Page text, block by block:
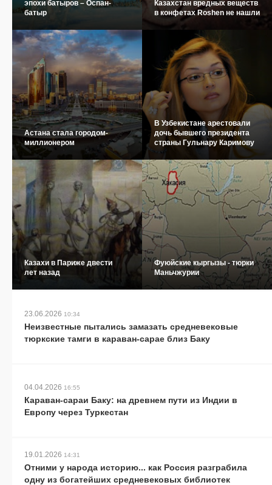
эпохи батыров – Оспан-
батыр
Казахстан вредных веществ
в конфетах Roshen не нашли
Астана стала городом-
миллионером
В Узбекистане арестовали
дочь бывшего президента
страны Гульнару Каримову
Казахи в Париже двести
лет назад
Фуюйские кыргызы - тюрки
Маньчжурии
23.06.2026 10:34
Неизвестные пытались замазать средневековые
тюркские тамги в караван-сарае близ Баку
04.04.2026 16:55
Караван-сараи Баку: на древнем пути из Индии в
Европу через Туркестан
19.01.2026 14:31
Отними у народа историю... как Россия разграбила
одну из богатейших средневековых библиотек